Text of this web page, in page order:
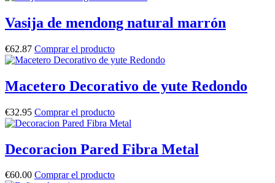
Vasija de mendong natural marrón
€62.87 Comprar el producto
Macetero Decorativo de yute Redondo
€32.95 Comprar el producto
Decoracion Pared Fibra Metal
€60.00 Comprar el producto